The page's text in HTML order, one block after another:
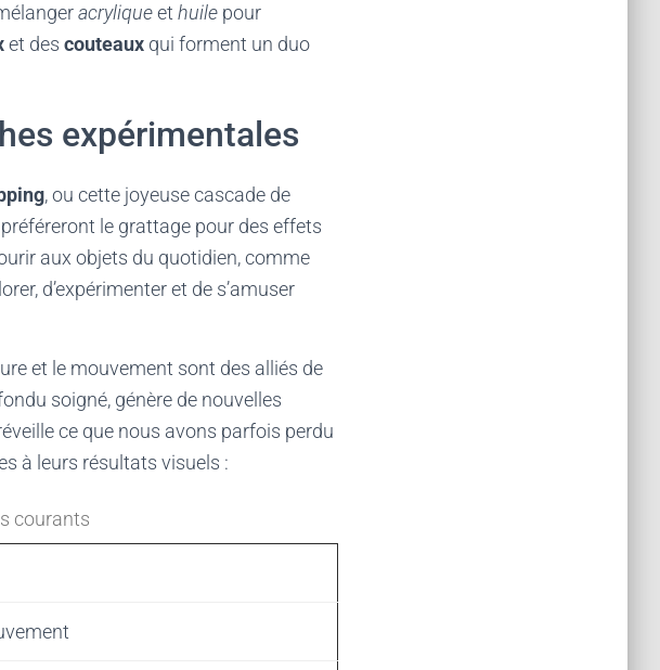
acryliqueet huile pour
et des couteaux qui forment un duo
expérimentales
, ou cette joyeuse cascade de
le grattage pour des effets
aux objets du quotidien, comme
d’expérimenter et de s’amuser
et le mouvement sont des alliés de
soigné, génère de nouvelles
ce que nous avons parfois perdu
à leurs résultats visuels :
courants